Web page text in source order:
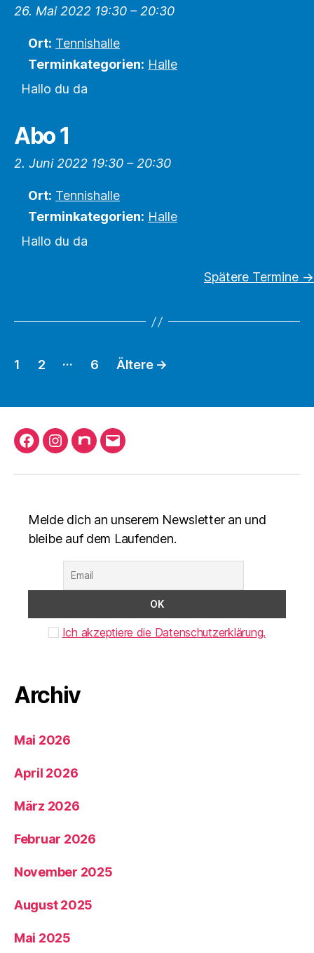
26. Mai 2022 19:30 – 20:30
Ort: Tennishalle
Terminkategorien: Halle
Hallo du da
Abo 1
2. Juni 2022 19:30 – 20:30
Ort: Tennishalle
Terminkategorien: Halle
Hallo du da
Spätere Termine →
Seitennummerierung
Beiträge
1 2 … 6 Ältere →
FacebookInstagram
nuLigaMail
Melde dich an unserem Newsletter an und
bleibe auf dem Laufenden.
Ich akzeptiere die Datenschutzerklärung.
Archiv
Mai 2026
April 2026
März 2026
Februar 2026
November 2025
August 2025
Mai 2025